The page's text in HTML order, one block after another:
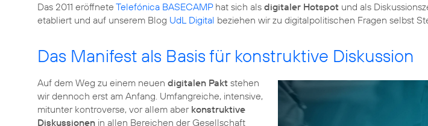
Das 2011 eröffnete Telefónica BASECAMPhat sich als digitaler Hotspot und als
etabliert und auf unserem Blog UdL Digital beziehen wir zu digitalpolitischen Fragen selbst
Das Manifest als Basis für konstruktive Diskussion
Auf dem Weg zu einem neuen digitalen Pakt stehen
wir dennoch erst am Anfang. Umfangreiche, intensive,
mitunter kontroverse, vor allem aber konstruktive
Diskussionen in allen Bereichen der Gesellschaft